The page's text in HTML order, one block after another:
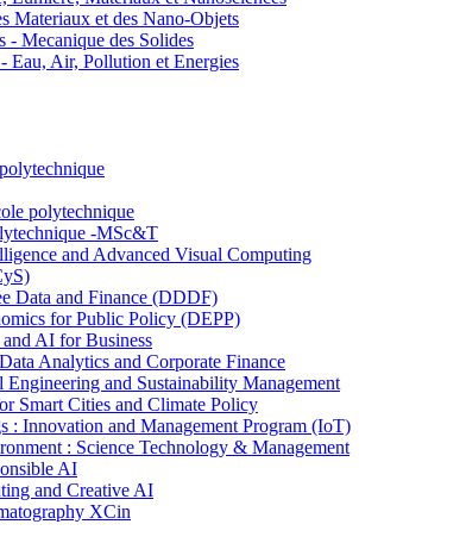
Materiaux et des Nano-Objets
Mecanique des Solides
Air, Pollution et Energies
polytechnique
-MSc&T
and Advanced Visual Computing
Data and Finance (DDDF)
for Public Policy (DEPP)
AI for Business
Analytics and Corporate Finance
and Sustainability Management
Smart Cities and Climate Policy
Innovation and Management Program (IoT)
: Science Technology & Management
AI
and Creative AI
XCin